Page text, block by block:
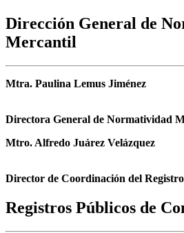
Dirección General de
Mercantil
Mtra. Paulina Lemus Jiménez
Directora General de Normatividad
Mtro. Alfredo Juárez Velázquez
Director de Coordinación del
Registros Públicos de